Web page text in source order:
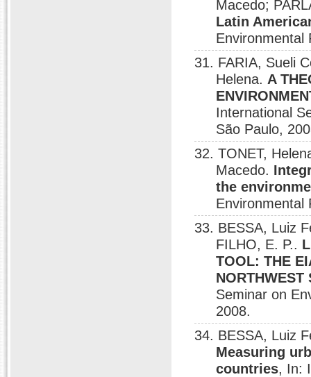
Macedo;
Latin
Environmental
31. FARIA, Sueli
Helena. A
International
São Paulo,
32. TONET,
Macedo.
the
Environmental
33. BESSA, Luiz
FILHO, E. P..
TOOL: THE
Seminar on
2008.
34. BESSA, Luiz
Measuring
countries, In: